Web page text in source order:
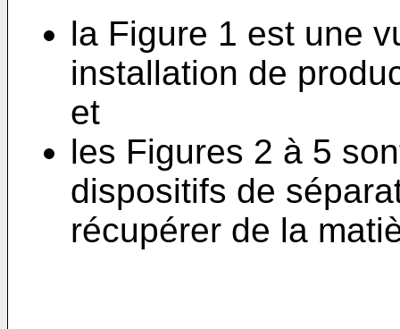
la Figure 1 est une
installation de
et
les Figures 2 à 5
dispositifs de
récupérer de la